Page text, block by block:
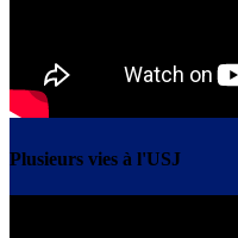
Plusieurs vies à l'USJ